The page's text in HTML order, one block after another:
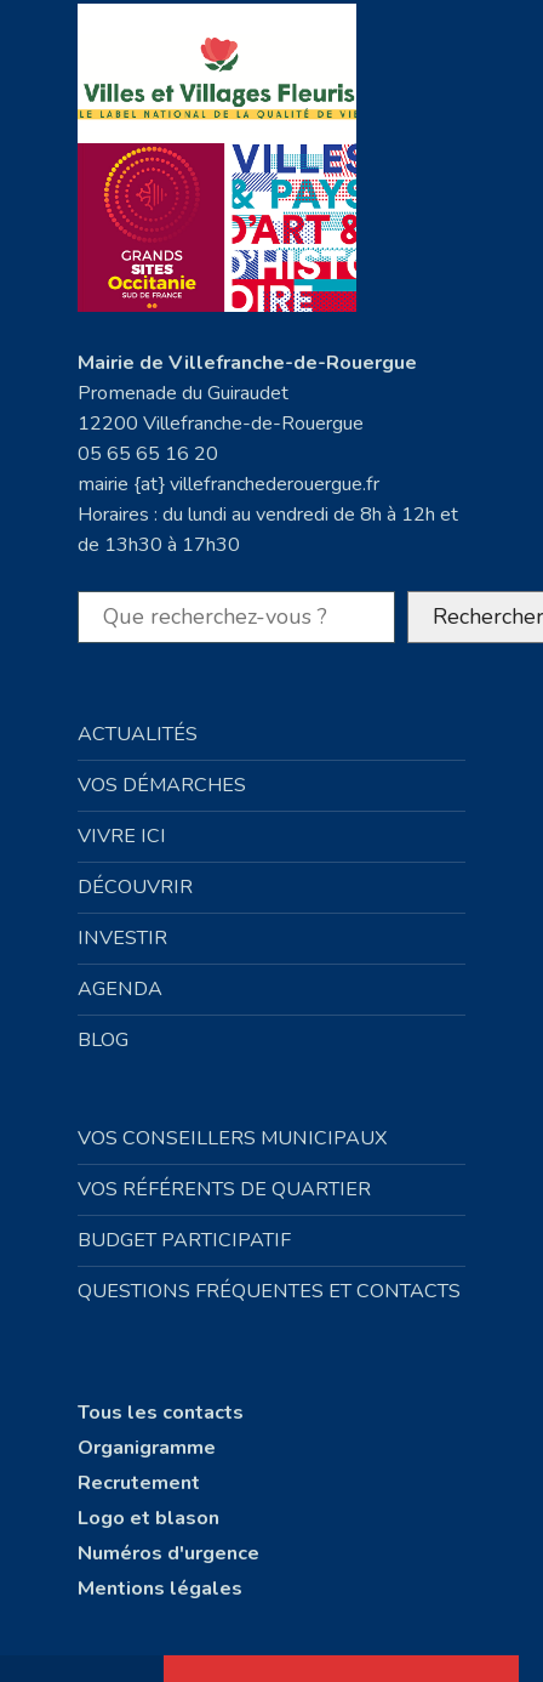
Mairie de Villefranche-de-Rouergue
Promenade du Guiraudet
12200 Villefranche-de-Rouergue
05 65 65 16 20
mairie {at} villefranchederouergue.fr
Horaires : du lundi au vendredi de 8h à 12h et
de 13h30 à 17h30
Rechercher Rechercher
ACTUALITÉS
VOS DÉMARCHES
VIVRE ICI
DÉCOUVRIR
INVESTIR
AGENDA
BLOG
VOS CONSEILLERS MUNICIPAUX
VOS RÉFÉRENTS DE QUARTIER
BUDGET PARTICIPATIF
QUESTIONS FRÉQUENTES ET CONTACTS
Tous les contacts
Organigramme
Recrutement
Logo et blason
Numéros d'urgence
Mentions légales